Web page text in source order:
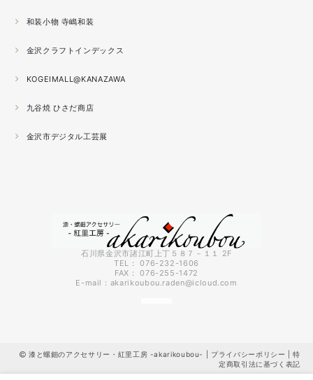
秋の催事シーズンに向けてまた木地を作り始めました。
2021.04
いの桜が満開になりました。
で石川県地場産業振興センター本館１階にて開催です。石
川県内で活動する５０歳未満の作り手６０人による展示会
ことに・・・ちょっと大変な出張でした。優しく迎えてく
和装小物 寺嶋和装
金沢クラフトインデックス
KOGEIMALL@KANAZAWA
九谷焼 ひさだ商店
金沢市デジタル工芸展
石川県金沢市諸江町上丁５８７－１１ 2F
TEL： 076-232-1606
FAX： 076-255-1472
E-mail： akarikoubou.raden@icloud.com
漆と螺鈿のアクセサリー・紅里工房 -akarikoubou- | プライバシーポリシー |特
定商取引法に基づく表記